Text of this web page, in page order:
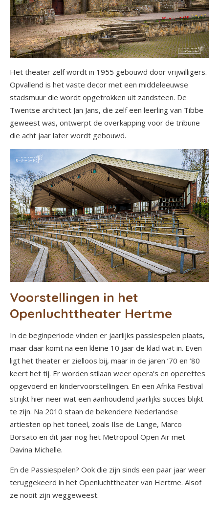
Het theater zelf wordt in 1955 gebouwd door vrijwilligers.
Opvallend is het vaste decor met een middeleeuwse
stadsmuur die wordt opgetrokken uit zandsteen. De
Twentse architect Jan Jans, die zelf een leerling van Tibbe
geweest was, ontwerpt de overkapping voor de tribune
die acht jaar later wordt gebouwd.
Voorstellingen in het
Openluchttheater Hertme
In de beginperiode vinden er jaarlijks passiespelen plaats,
maar daar komt na een kleine 10 jaar de klad wat in. Even
ligt het theater er zielloos bij, maar in de jaren ’70 en ’80
keert het tij. Er worden stilaan weer opera’s en operettes
opgevoerd en kindervoorstellingen. En een Afrika Festival
strijkt hier neer wat een aanhoudend jaarlijks succes blijkt
te zijn. Na 2010 staan de bekendere Nederlandse
artiesten op het toneel, zoals Ilse de Lange, Marco
Borsato en dit jaar nog het Metropool Open Air met
Davina Michelle.
En de Passiespelen? Ook die zijn sinds een paar jaar weer
teruggekeerd in het Openluchttheater van Hertme. Alsof
ze nooit zijn weggeweest.